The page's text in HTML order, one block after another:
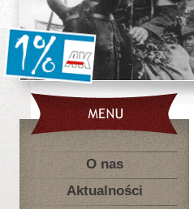
O nas
Aktualności